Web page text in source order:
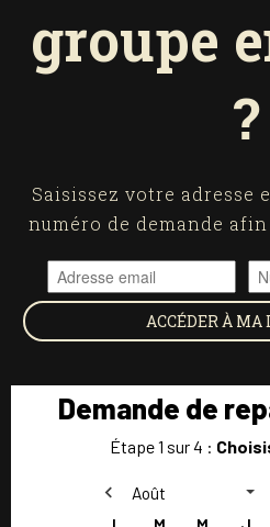
groupe
?
Saisissez votre adresse
numéro de demande
ACCÉDER À MA